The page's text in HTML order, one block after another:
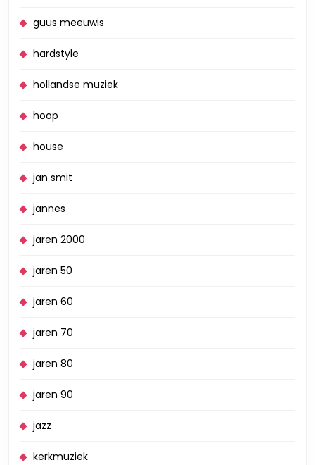
guus meeuwis
hardstyle
hollandse muziek
hoop
house
jan smit
jannes
jaren 2000
jaren 50
jaren 60
jaren 70
jaren 80
jaren 90
jazz
kerkmuziek